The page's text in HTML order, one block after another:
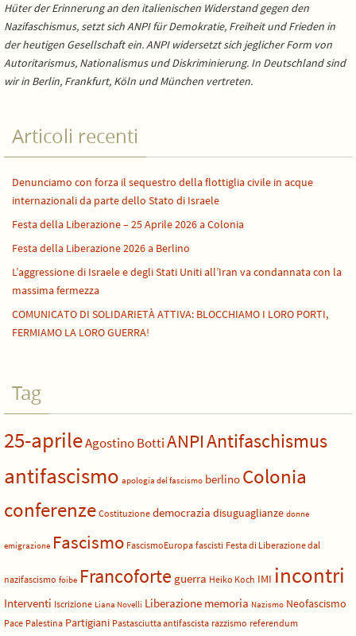
Hüter der Erinnerung an den italienischen Widerstand gegen den
Nazifaschismus, setzt sich ANPI für Demokratie, Freiheit und Frieden in
der heutigen Gesellschaft ein. ANPI widersetzt sich jeglicher Form von
Autoritarismus, Nationalismus und Diskriminierung. In Deutschland sind
wir in Berlin, Frankfurt, Köln und München vertreten.
Articoli recenti
Denunciamo con forza il sequestro della flottiglia civile in acque
internazionali da parte dello Stato di Israele
Festa della Liberazione – 25 Aprile 2026 a Colonia
Festa della Liberazione 2026 a Berlino
L’aggressione di Israele e degli Stati Uniti all’Iran va condannata con la
massima fermezza
COMUNICATO DI SOLIDARIETÀ ATTIVA: BLOCCHIAMO I LORO PORTI,
FERMIAMO LA LORO GUERRA!
Tag
25-aprileAgostino BottiANPIAntifaschismus
antifascismo apologia del fascismo berlino Colonia
conferenze Costituzione democrazia disuguaglianze donne
emigrazione Fascismo FascismoEuropa fascisti Festa di Liberazione dal
nazifascismo foibe Francoforte guerra Heiko Koch IMI incontri
Interventi Iscrizione Liana Novelli Liberazione memoria Nazismo Neofascismo
Pace Palestina Partigiani Pastasciutta antifascista razzismo referendum